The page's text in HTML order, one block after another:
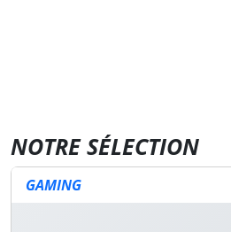
NOTRE SÉLECTION
GAMING